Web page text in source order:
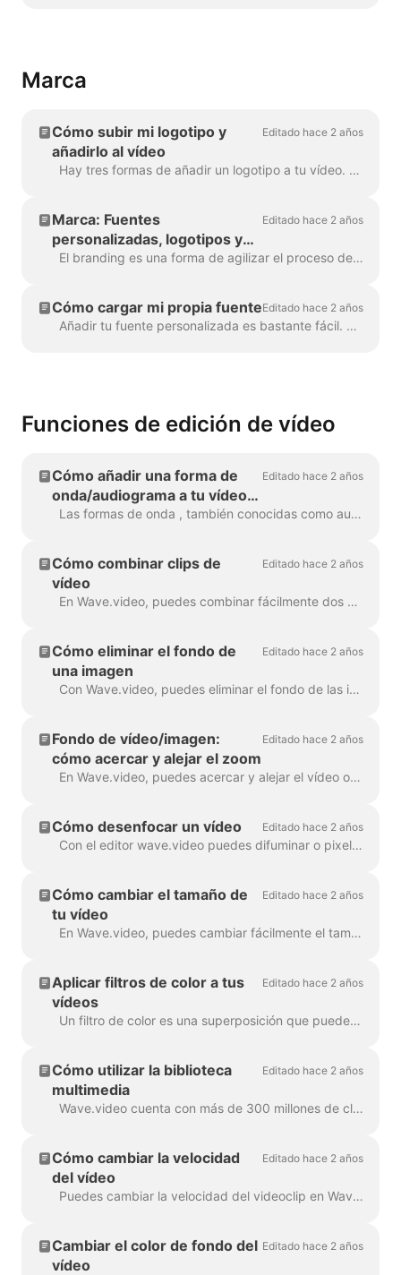
Marca
Cómo subir mi logotipo y
añadirlo al vídeo
Editado hace 2 años
Hay tres formas de añadir un logotipo a tu vídeo. Repasemos cada método y consideremos sus pros y sus contras. Si piensas utilizar el logotipo realmente ...
Marca: Fuentes
personalizadas, logotipos y
combinaciones de colores
Editado hace 2 años
El branding es una forma de agilizar el proceso de creación de vídeos de marca, y además con eficacia. Te concede la capacidad de poblar varias "marcas...
Cómo cargar mi propia fuenteEditado hace 2 años
Añadir tu fuente personalizada es bastante fácil. La primera forma de hacerlo es con el Administrador de marcas . En cualquier proyecto, haz clic en "Gestionar marcas", está en la parte superior ...
Funciones de edición de vídeo
Cómo añadir una forma de
onda/audiograma a tu vídeo
con Wave.video
Editado hace 2 años
Las formas de onda , también conocidas como audiogramas u ondas sonoras visuales, son animaciones que visualizan el sonido de tu vídeo. Genera una forma de onda para tu podcast...
Cómo combinar clips de
vídeo
Editado hace 2 años
En Wave.video, puedes combinar fácilmente dos o más videoclips o imágenes para crear un vídeo más largo. Para ello, dirígete a https://wave.video/es/ y cl...
Cómo eliminar el fondo de
una imagen
Editado hace 2 años
Con Wave.video, puedes eliminar el fondo de las imágenes que subas a la biblioteca multimedia. Esto es muy útil cuando quieres crear un vídeo...
Fondo de vídeo/imagen:
cómo acercar y alejar el zoom
Editado hace 2 años
En Wave.video, puedes acercar y alejar el vídeo o la imagen. Para acercar/alejar, dirígete al paso Editar y cambia a la pestaña "Vídeo/Imagen" (dep...
Cómo desenfocar un vídeo Editado hace 2 años
Con el editor wave.video puedes difuminar o pixelar fácilmente cualquier objeto o texto del vídeo. Primero, abre el editor y selecciona "Overlays & Stickers", luego ...
Cómo cambiar el tamaño de
tu vídeo
Editado hace 2 años
En Wave.video, puedes cambiar fácilmente el tamaño de tu vídeo a diferentes relaciones de aspecto. En el Editor, en el paso "Redimensionar vídeo", puedes ...
Aplicar filtros de color a tus
vídeos
Editado hace 2 años
Un filtro de color es una superposición que puedes añadir a tus vídeos. Es útil cuando quieres dar a tu vídeo un aspecto de marca consistente y hacer que tu...
Cómo utilizar la biblioteca
multimedia
Editado hace 2 años
Wave.video cuenta con más de 300 millones de clips de vídeo e imágenes de archivo, pero también hay una serie de características que nuestros usuarios y el personal...
Cómo cambiar la velocidad
del vídeo
Editado hace 2 años
Puedes cambiar la velocidad del videoclip en Wave.video. Para ello, vaya al paso Editar y seleccione la velocidad que desee. Por defecto, la velocidad del vídeo es ...
Cambiar el color de fondo del
vídeo
Editado hace 2 años